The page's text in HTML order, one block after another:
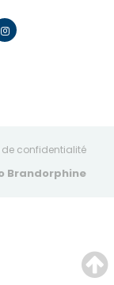
de confidentialité
Brandorphine